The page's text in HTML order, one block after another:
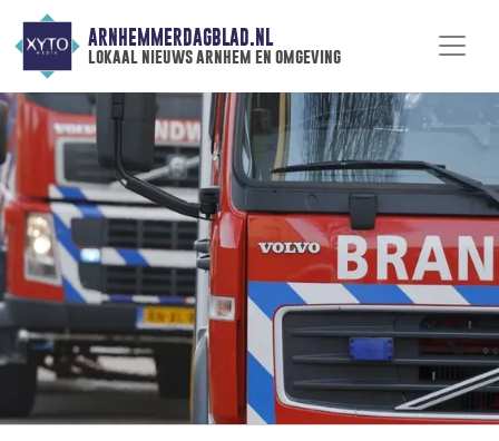
ARNHEMMERDAGBLAD.NL
lokaal nieuws arnhem en omgeving